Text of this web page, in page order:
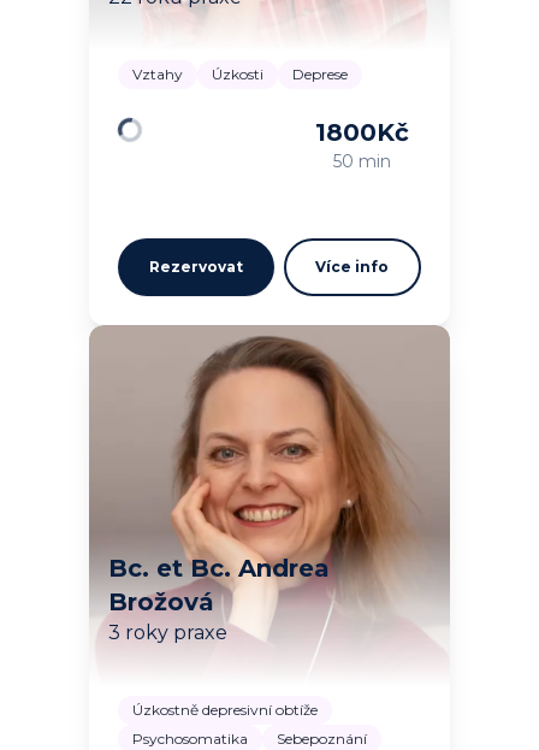
Vztahy Úzkosti Deprese
1800Kč
50 min
Rezervovat Více info
Bc. et Bc. Andrea
Brožová
3 roky praxe
Úzkostně depresivní obtíže
Psychosomatika
Sebepoznání